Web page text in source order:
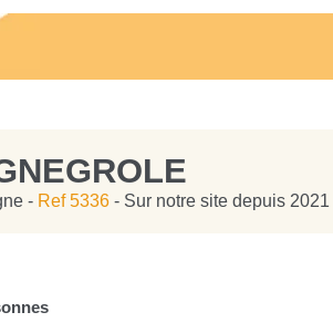
- Ref 5336- Sur notre site depuis 2021